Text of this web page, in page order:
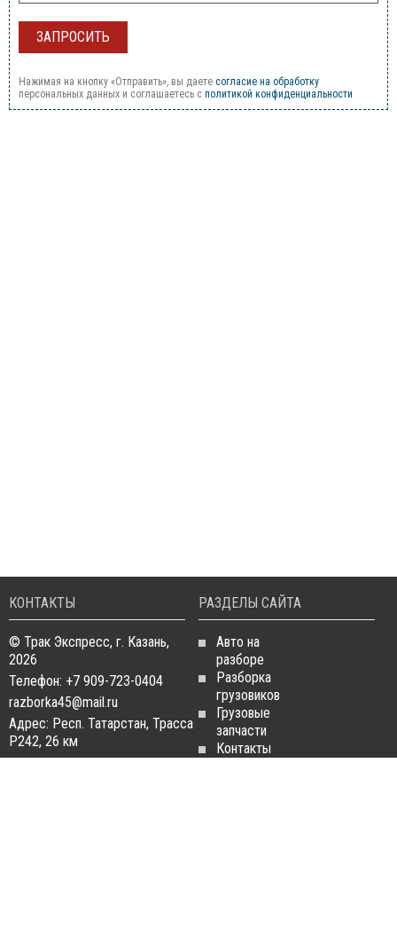
Нажимая на кнопку «Отправить», вы даете согласие на обработку
персональных данных и соглашаетесь c политикой конфиденциальности
КОНТАКТЫ
© Трак Экспресс, г. Казань,
2026
Телефон: +7 909-723-0404
razborka45@mail.ru
Адрес: Респ. Татарстан, Трасса
Р242, 26 км
РАЗДЕЛЫ САЙТА
Авто на
разборе
Разборка
грузовиков
Грузовые
запчасти
Контакты